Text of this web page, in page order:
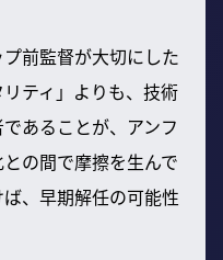
前監督が大切にした
ティ」よりも、技術
あることが、アンフ
の間で摩擦を生んで
、早期解任の可能性